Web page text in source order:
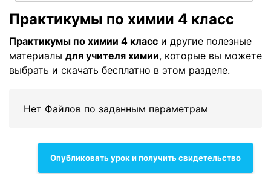
Практикумы по химии 4 класс
Практикумы по химии 4 класс и другие полезные
материалы для учителя химии, которые вы можете
выбрать и скачать бесплатно в этом разделе.
Нет Файлов по заданным параметрам
Опубликовать урок и получить свидетельство